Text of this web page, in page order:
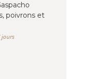
poivrons et
jours